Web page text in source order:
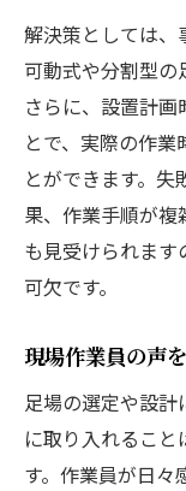
解決策としては、
可動式や分割型の
さらに、設置計
とで、実際の作
とができます。
果、作業手順が
も見受けられま
可欠です。
現場作業員の声
足場の選定や設
に取り入れるこ
す。作業員が日々